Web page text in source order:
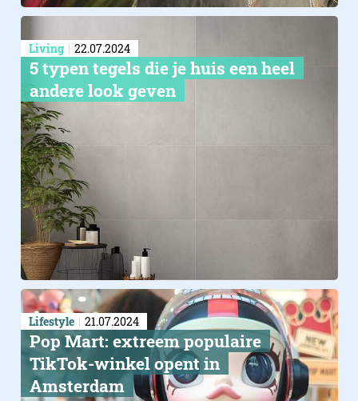
Living 22.07.2024
5 typen tegels die je huis een heel
andere look geven
Lifestyle 21.07.2024
Pop Mart: extreem populaire
TikTok-winkel opent in
Amsterdam